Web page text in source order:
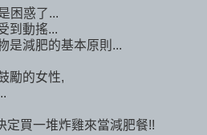
困惑了...
到動搖...
是減肥的基本原則...
勵的女性,
定買一堆炸雞來當減肥餐!!